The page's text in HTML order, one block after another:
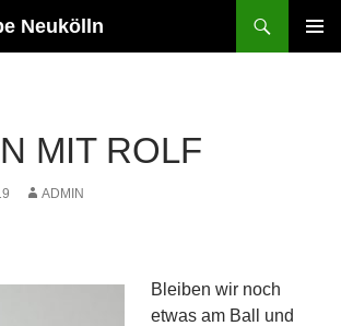
Neukölln
MIT ROLF
ADMIN
Bleiben wir noch
etwas am Ball und